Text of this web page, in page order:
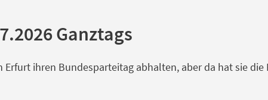
Ganztags
Erfurt ihren Bundesparteitag abhalten, aber da hat sie